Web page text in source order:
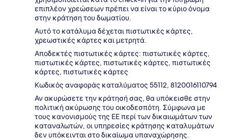
επιπλέον χρεώσεων πρέπει να είναι το κύριο όνομα
στην κράτηση του δωματίου.
Αυτό το κατάλυμα δέχεται πιστωτικές κάρτες,
χρεωστικές κάρτες και μετρητά.
Αποδεκτές πιστωτικές κάρτες: πιστωτικές κάρτες,
πιστωτικές κάρτες, πιστωτικές κάρτες, πιστωτικές
κάρτες, πιστωτικές κάρτες
Κωδικός αναφοράς καταλύματος 55112, 8120016110794
Αν ακυρώσετε την κράτησή σας, θα υπόκεισθε στην
πολιτική ακύρωσης του οικοδεσπότη. Σύμφωνα με
τους κανονισμούς της ΕΕ περί των δικαιωμάτων των
καταναλωτών, οι υπηρεσίες κράτησης καταλυμάτων
δεν υπόκεινται στο δικαίωμα υπαναχώρησης.